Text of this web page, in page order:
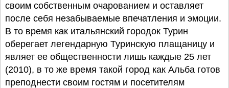
своим собственным очарованием и оставляет
после себя незабываемые впечатления и эмоции.
В то время как итальянский городок Турин
оберегает легендарную Туринскую плащаницу и
являет ее общественности лишь каждые 25 лет
(2010), в то же время такой город как Альба готов
преподнести своим гостям и посетителям